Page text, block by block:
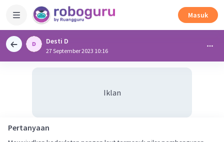
Masuk
Desti D
27 September 2023 10:16
Iklan
Pertanyaan